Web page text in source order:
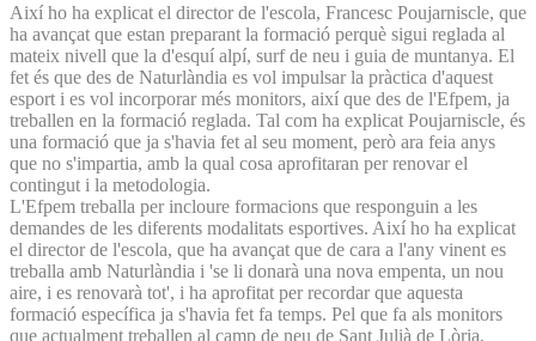
Així ho ha explicat el director de l'escola, Francesc Poujarniscle, que
ha avançat que estan preparant la formació perquè sigui reglada al
mateix nivell que la d'esquí alpí, surf de neu i guia de muntanya. El
fet és que des de Naturlàndia es vol impulsar la pràctica d'aquest
esport i es vol incorporar més monitors, així que des de l'Efpem, ja
treballen en la formació reglada. Tal com ha explicat Poujarniscle, és
una formació que ja s'havia fet al seu moment, però ara feia anys
que no s'impartia, amb la qual cosa aprofitaran per renovar el
contingut i la metodologia.
L'Efpem treballa per incloure formacions que responguin a les
demandes de les diferents modalitats esportives. Així ho ha explicat
el director de l'escola, que ha avançat que de cara a l'any vinent es
treballa amb Naturlàndia i 'se li donarà una nova empenta, un nou
aire, i es renovarà tot', i ha aprofitat per recordar que aquesta
formació específica ja s'havia fet fa temps. Pel que fa als monitors
que actualment treballen al camp de neu de Sant Julià de Lòria,